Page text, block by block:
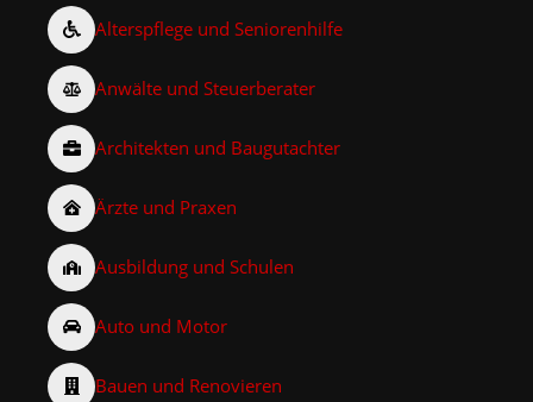
Alterspflege und Seniorenhilfe
Anwälte und Steuerberater
Architekten und Baugutachter
Ärzte und Praxen
Ausbildung und Schulen
Auto und Motor
Bauen und Renovieren